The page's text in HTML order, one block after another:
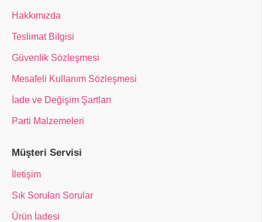
Hakkımızda
Teslimat Bilgisi
Güvenlik Sözleşmesi
Mesafeli Kullanım Sözleşmesi
İade ve Değişim Şartları
Parti Malzemeleri
Müşteri Servisi
İletişim
Sık Sorulan Sorular
Ürün İadesi